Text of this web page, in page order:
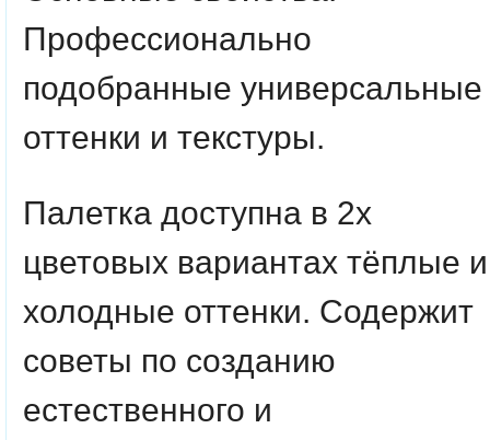
Профессионально
подобранные универсальные
оттенки и текстуры.
Палетка доступна в 2х
цветовых вариантах тёплые и
холодные оттенки. Содержит
советы по созданию
естественного и